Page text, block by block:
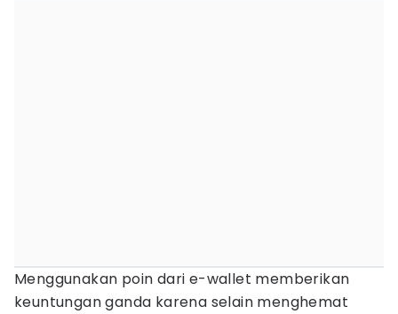
Menggunakan poin dari e-wallet memberikan
keuntungan ganda karena selain menghemat